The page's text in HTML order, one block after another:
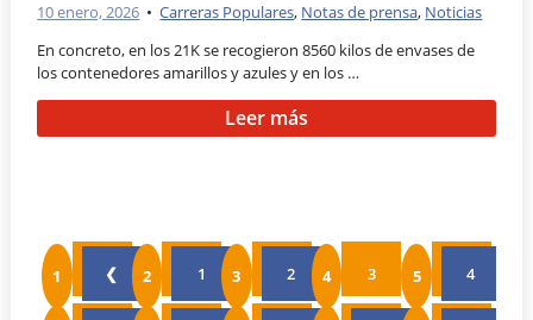
10 enero, 2026 •Carreras Populares, Notas de prensa, Noticias
En concreto, en los 21K se recogieron 8560 kilos de envases de
los contenedores amarillos y azules y en los …
Leer más
❮ 1 2 3 4